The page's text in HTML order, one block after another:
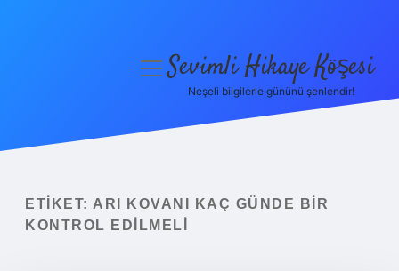
Yasal Uyarı
menüyüSevimli Hikaye Köşesi
Neşeli bilgilerle gününü şenlendir!
ETIKET: ARI KOVANI KAÇ GÜNDE BIR
KONTROL EDILMELI